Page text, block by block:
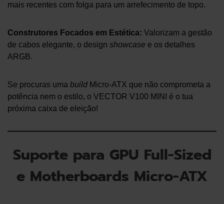
mais recentes com folga para um arrefecimento de topo.
Construtores Focados em Estética: Valorizam a gestão
de cabos elegante, o design showcase e os detalhes
ARGB.
Se procuras uma build Micro-ATX que não comprometa a
potência nem o estilo, o VECTOR V100 MINI é o tua
próxima caixa de eleição!
Suporte para GPU Full-Sized
e Motherboards Micro-ATX